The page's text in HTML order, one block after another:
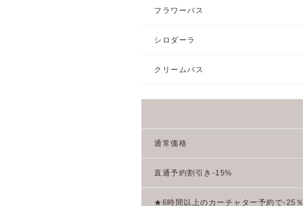
フラワーバス
シロダーラ
クリームバス
通常価格
直通予約割引き-15%
★6時間以上のカーチャター予約で-25％